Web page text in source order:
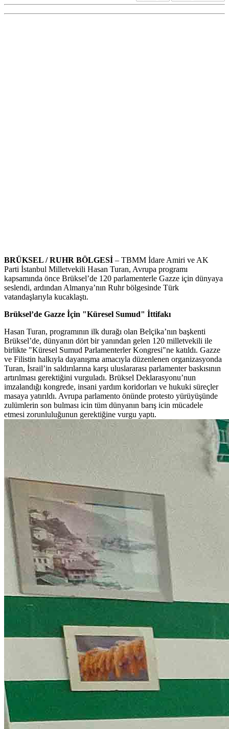
BRÜKSEL / RUHR BÖLGESİ – TBMM İdare Amiri ve AK
Parti İstanbul Milletvekili Hasan Turan, Avrupa programı
kapsamında önce Brüksel’de 120 parlamenterle Gazze için dünyaya
seslendi, ardından Almanya’nın Ruhr bölgesinde Türk
vatandaşlarıyla kucaklaştı.
Brüksel’de Gazze İçin "Küresel Sumud" İttifakı
Hasan Turan, programının ilk durağı olan Belçika’nın başkenti
Brüksel’de, dünyanın dört bir yanından gelen 120 milletvekili ile
birlikte "Küresel Sumud Parlamenterler Kongresi"ne katıldı. Gazze
ve Filistin halkıyla dayanışma amacıyla düzenlenen organizasyonda
Turan, İsrail’in saldırılarına karşı uluslararası parlamenter baskısının
artırılması gerektiğini vurguladı. Brüksel Deklarasyonu’nun
imzalandığı kongrede, insani yardım koridorları ve hukuki süreçler
masaya yatırıldı. Avrupa parlamento önünde protesto yürüyüşünde
zulümlerin son bulması icin tüm dünyanın barış icin mücadele
etmesi zorunluluğunun gerektiğine vurgu yaptı.